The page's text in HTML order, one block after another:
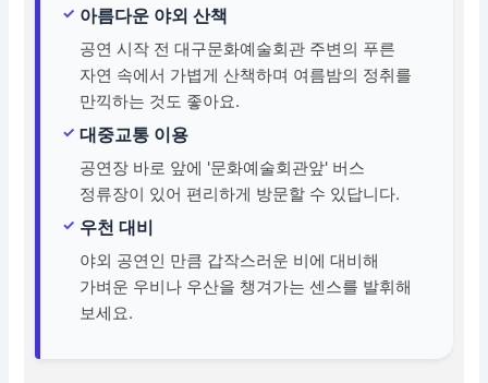
아름다운 야외 산책
공연 시작 전 대구문화예술회관 주변의 푸른
자연 속에서 가볍게 산책하며 여름밤의 정취를
만끽하는 것도 좋아요.
대중교통 이용
공연장 바로 앞에 '문화예술회관앞' 버스
정류장이 있어 편리하게 방문할 수 있답니다.
우천 대비
야외 공연인 만큼 갑작스러운 비에 대비해
가벼운 우비나 우산을 챙겨가는 센스를 발휘해
보세요.